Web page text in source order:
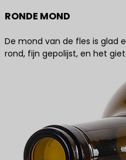
RONDE MOND
De mond van de fles is glad
rond, fijn gepolijst, en het